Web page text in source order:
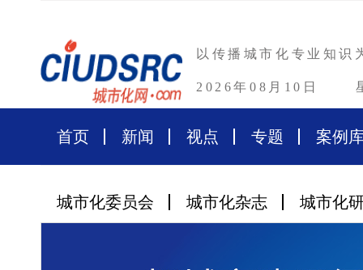
以传播城市化专业知识
2026年08月10日
首页 新闻 视点 专题 案例
城市化委员会 城市化杂志 城市化